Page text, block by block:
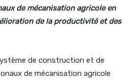
de mécanisation agricole en
de la productivité et des
de construction et de
de mécanisation agricole